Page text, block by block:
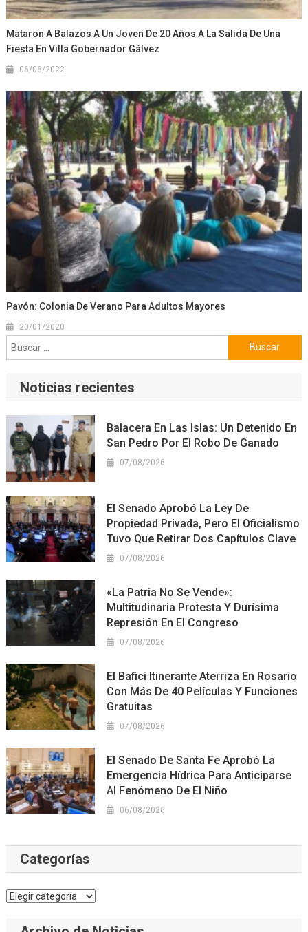
Mataron A Balazos A Un Joven De 20 Años A La Salida De Una
Fiesta En Villa Gobernador Gálvez
06/06/2022
Pavón: Colonia De Verano Para Adultos Mayores
20/01/2020
Buscar:
Noticias recientes
Balacera En Las Islas: Un Detenido En
San Pedro Por El Robo De Ganado
07/08/2026
El Senado Aprobó La Ley De
Propiedad Privada, Pero El Oficialismo
Tuvo Que Retirar Dos Capítulos Clave
07/08/2026
«La Patria No Se Vende»:
Multitudinaria Protesta Y Durísima
Represión En El Congreso
07/08/2026
El Bafici Itinerante Aterriza En Rosario
Con Más De 40 Películas Y Funciones
Gratuitas
07/08/2026
El Senado De Santa Fe Aprobó La
Emergencia Hídrica Para Anticiparse
Al Fenómeno De El Niño
06/08/2026
Categorías
Categorías